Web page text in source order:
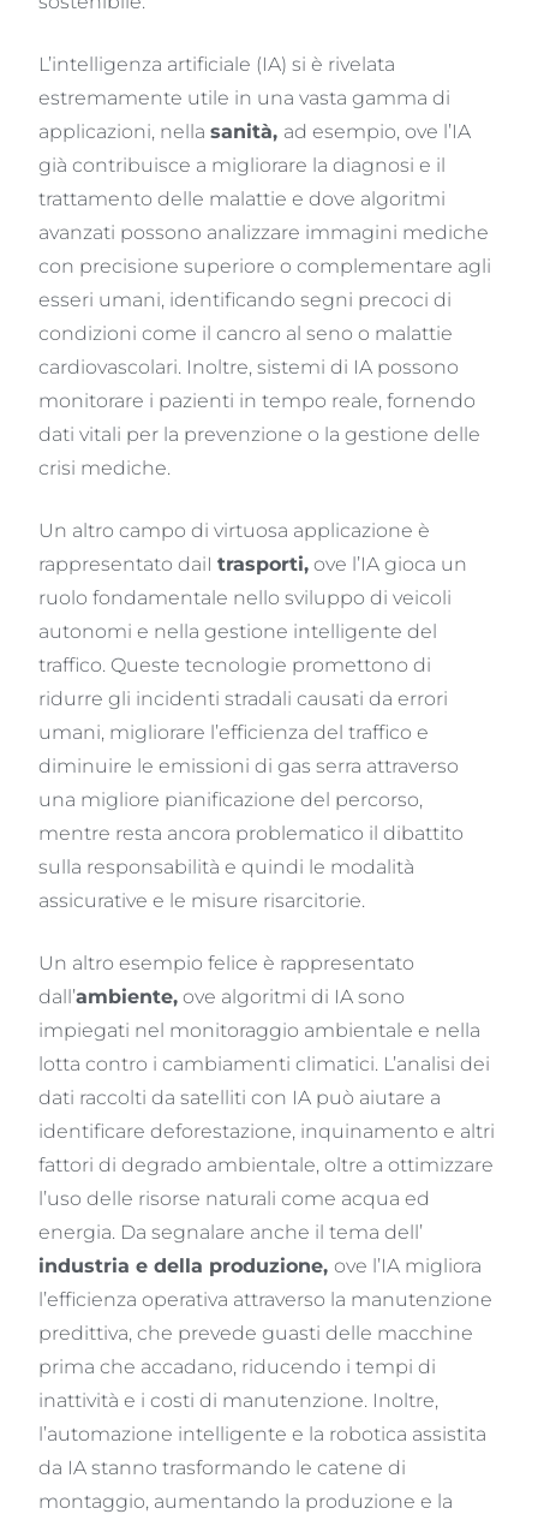
L’intelligenza artificiale (IA) si è rivelata
estremamente utile in una vasta gamma di
applicazioni, nellasanità, ad esempio, ove l’IA
già contribuisce a migliorare la diagnosi e il
trattamento delle malattie e dove algoritmi
avanzati possono analizzare immagini mediche
con precisione superiore o complementare agli
esseri umani, identificando segni precoci di
condizioni come il cancro al seno o malattie
cardiovascolari. Inoltre, sistemi di IA possono
monitorare i pazienti in tempo reale, fornendo
dati vitali per la prevenzione o la gestione delle
crisi mediche.
Un altro campo di virtuosa applicazione è
rappresentato daiItrasporti, ove l’IA gioca un
ruolo fondamentale nello sviluppo di veicoli
autonomi e nella gestione intelligente del
traffico. Queste tecnologie promettono di
ridurre gli incidenti stradali causati da errori
umani, migliorare l’efficienza del traffico e
diminuire le emissioni di gas serra attraverso
una migliore pianificazione del percorso,
mentre resta ancora problematico il dibattito
sulla responsabilità e quindi le modalità
assicurative e le misure risarcitorie.
Un altro esempio felice è rappresentato
dall’ambiente, ove algoritmi di IA sono
impiegati nel monitoraggio ambientale e nella
lotta contro i cambiamenti climatici. L’analisi dei
dati raccolti da satelliti con IA può aiutare a
identificare deforestazione, inquinamento e altri
fattori di degrado ambientale, oltre a ottimizzare
l’uso delle risorse naturali come acqua ed
energia. Da segnalare anche il tema dell’
industria e della produzione,ove l’IA migliora
l’efficienza operativa attraverso la manutenzione
predittiva, che prevede guasti delle macchine
prima che accadano, riducendo i tempi di
inattività e i costi di manutenzione. Inoltre,
l’automazione intelligente e la robotica assistita
da IA stanno trasformando le catene di
montaggio, aumentando la produzione e la